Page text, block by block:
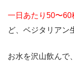
一日あたり50〜60
ど、ベジタリアン
お水を沢山飲んで